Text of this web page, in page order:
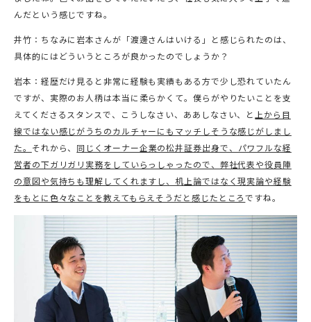
んだという感じですね。
井竹：ちなみに岩本さんが「渡邊さんはいける」と感じられたのは、
具体的にはどういうところが良かったのでしょうか？
岩本：経歴だけ見ると非常に経験も実績もある方で少し恐れていたん
ですが、実際のお人柄は本当に柔らかくて。僕らがやりたいことを支
えてくださるスタンスで、こうしなさい、ああしなさい、と 上から目
線ではない感じがうちのカルチャーにもマッチしそうな感じがしまし
た。 それから、 同じくオーナー企業の松井証券出身で、パワフルな経
営者の下ガリガリ実務をしていらっしゃったので、弊社代表や役員陣
の意図や気持ちも理解してくれますし、机上論ではなく現実論や経験
をもとに色々なことを教えてもらえそうだと感じたところですね。